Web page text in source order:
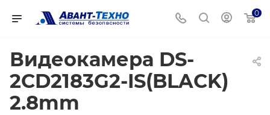
0
Видеокамера DS-
2CD2183G2-IS(BLACK)
2.8mm